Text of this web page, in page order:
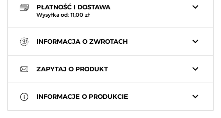
keyboard_arrow_down
PŁATNOŚĆ I DOSTAWA
Wysyłka od: 11,00 zł
keyboard_arrow_down
INFORMACJA O ZWROTACH
keyboard_arrow_down
ZAPYTAJ O PRODUKT
keyboard_arrow_down
INFORMACJE O PRODUKCIE